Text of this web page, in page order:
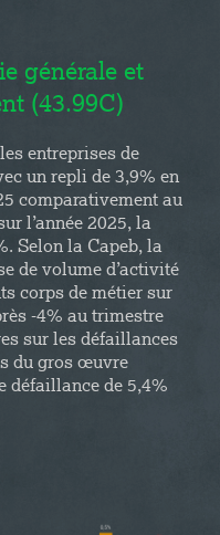
générale et
(43.99C)
entreprises de
un repli de 3,9% en
comparativement au
l’année 2025, la
Selon la Capeb, la
de volume d’activité
corps de métier sur
-4% au trimestre
sur les défaillances
du gros œuvre
défaillance de 5,4%